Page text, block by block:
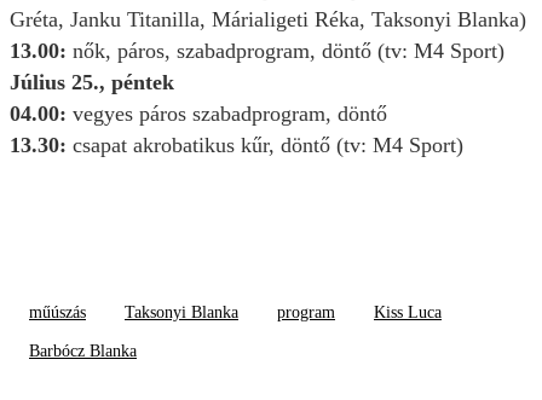
Gréta, Janku Titanilla, Márialigeti Réka, Taksonyi Blanka)
13.00: nők, páros, szabadprogram, döntő (tv: M4 Sport)
Július 25., péntek
04.00: vegyes páros szabadprogram, döntő
13.30: csapat akrobatikus kűr, döntő (tv: M4 Sport)
műúszás Taksonyi Blanka program Kiss Luca
Barbócz Blanka